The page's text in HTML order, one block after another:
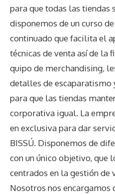
para que todas las tiendas
disponemos de un curso
continuado que facilita el
técnicas de venta así de la
quipo de merchandising,
detalles de escaparatismo
para que las tiendas
corporativa igual. La
en exclusiva para dar
BISSÚ. Disponemos de
con un único objetivo, que
centrados en la gestión de
Nosotros nos